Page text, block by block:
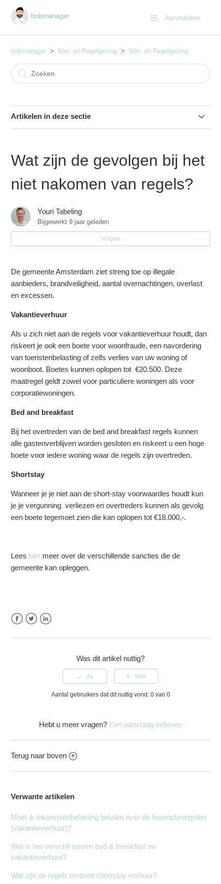
Aanmelden
bnbmanager Wet- en Regelgeving Wet- en Regelgeving
Artikelen in deze sectie
Wat zijn precies de regelt omtrent vakantieverhuur?
Wat zijn de regels omtrent shortstay verhuur?
Wat zijn de regels omtrent een bed and breakfast?
Wat zijn de gevolgen bij het niet nakomen van regels?
Wat is het verschil tussen bed & breakfast en
vakantieverhuur?
verhuren?
Hoe zorg ik er voor dat ik niet meer dan 60 nachten
verhuur?
Hoe deblokeer ik mijn Airbnb kalender zodat ik meer dan
60 nachten kan verhuren?
Moet ik inkomstenbelasting betalen over de
Zie meer
Wat zijn de gevolgen bij het
niet nakomen van regels?
Youri Tabeling
Bijgewerkt9 jaar geleden
Volgen
De gemeente Amsterdam ziet streng toe op illegale
aanbieders, brandveiligheid, aantal overnachtingen, overlast
en excessen.
Vakantieverhuur
Als u zich niet aan de regels voor vakantieverhuur houdt, dan
riskeert je ook een boete voor woonfraude, een navordering
van toeristenbelasting of zelfs verlies van uw woning of
woonboot. Boetes kunnen oplopen tot €20.500. Deze
maatregel geldt zowel voor particuliere woningen als voor
corporatiewoningen.
Bed and breakfast
Bij het overtreden van de bed and breakfast regels kunnen
alle gastenverblijven worden gesloten en riskeert u een hoge
boete voor iedere woning waar de regels zijn overtreden.
Shortstay
Wanneer je je niet aan de short-stay voorwaardes houdt kun
je je vergunning verliezen en overtreders kunnen als gevolg
een boete tegemoet zien die kan oplopen tot €18.000,-.
Lees hier meer over de verschillende sancties die de
gemeente kan opleggen.
Was dit artikel nuttig?
Aantal gebruikers dat dit nuttig vond: 0 van 0
Hebt u meer vragen? Een aanvraag indienen
Terug naar boven
Verwante artikelen
Moet ik inkomstenbelasting betalen over de huuropbrengsten
(vakantieverhuur)?
Wat is het verschil tussen bed & breakfast en
vakantieverhuur?
Wat zijn de regels omtrent shortstay verhuur?